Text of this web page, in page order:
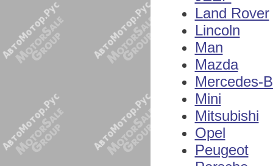
Land Rover
Lincoln
Man
Mazda
Mercedes-
Mini
Mitsubishi
Opel
Peugeot